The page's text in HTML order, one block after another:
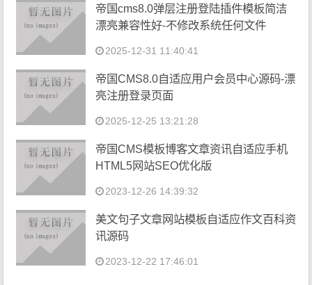
帝国cms8.0弹层注册登陆插件模板简洁
漂亮兼容性好-不修改系统任何文件
2025-12-31 11:40:41
帝国CMS8.0自适应用户会员中心源码-漂
亮注册登录页面
2025-12-25 13:21:28
帝国CMS模板博客文章资讯自适应手机
HTML5网站SEO优化版
2023-12-26 14:39:32
美文句子文章网站模板自适应作文百科资
讯源码
2023-12-22 17:46:01